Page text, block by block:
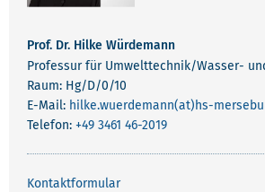
Prof. Dr. Hilke Würdemann
Professur für Umwelttechnik/Wasser-
Raum: Hg/D/0/10
E-Mail: hilke.wuerdemann(at)hs-
Telefon: +49 3461 46-2019
Kontaktformular